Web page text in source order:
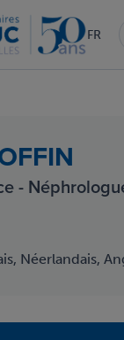
FR
-
Néerlandais,